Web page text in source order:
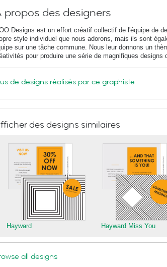
propos des designers
Designs est un effort créatif collectif de l'équipe de
style individuel que nous adorons, mais ils sont
sur une tâche commune. Nous leur donnons un
pour produire une série de magnifiques designs
de designs réalisés par ce graphiste
des designs similaires
Hayward Hayward Miss You
all designs